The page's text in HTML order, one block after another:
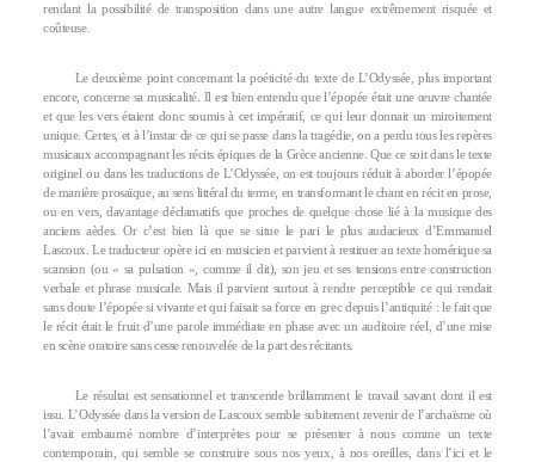
rendant la possibilité de transposition dans une autre langue extrêmement risquée et
coûteuse.
Le deuxième point concernant la poéticité du texte de L’Odyssée, plus important
encore, concerne sa musicalité. Il est bien entendu que l’épopée était une œuvre chantée
et que les vers étaient donc soumis à cet impératif, ce qui leur donnait un miroitement
unique. Certes, et à l’instar de ce qui se passe dans la tragédie, on a perdu tous les repères
musicaux accompagnant les récits épiques de la Grèce ancienne. Que ce soit dans le texte
originel ou dans les traductions de L’Odyssée, on est toujours réduit à aborder l’épopée
de manière prosaïque, au sens littéral du terme, en transformant le chant en récit en prose,
ou en vers, davantage déclamatifs que proches de quelque chose lié à la musique des
anciens aèdes. Or c’est bien là que se situe le pari le plus audacieux d’Emmanuel
Lascoux. Le traducteur opère ici en musicien et parvient à restituer au texte homérique sa
scansion (ou « sa pulsation », comme il dit), son jeu et ses tensions entre construction
verbale et phrase musicale. Mais il parvient surtout à rendre perceptible ce qui rendait
sans doute l’épopée si vivante et qui faisait sa force en grec depuis l’antiquité : le fait que
le récit était le fruit d’une parole immédiate en phase avec un auditoire réel, d’une mise
en scène oratoire sans cesse renouvelée de la part des récitants.
Le résultat est sensationnel et transcende brillamment le travail savant dont il est
issu. L’Odyssée dans la version de Lascoux semble subitement revenir de l’archaïsme où
l’avait embaumé nombre d’interprètes pour se présenter à nous comme un texte
contemporain, qui semble se construire sous nos yeux, à nos oreilles, dans l’ici et le